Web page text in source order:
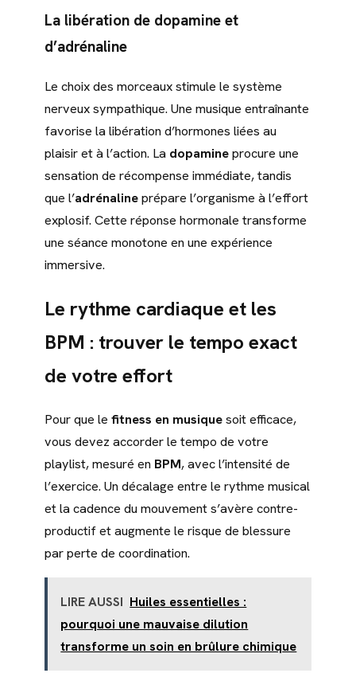
La libération de dopamine et
d’adrénaline
Le choix des morceaux stimule le système
nerveux sympathique. Une musique entraînante
favorise la libération d’hormones liées au
plaisir et à l’action. La dopamineprocure une
sensation de récompense immédiate, tandis
que l’adrénalineprépare l’organisme à l’effort
explosif. Cette réponse hormonale transforme
une séance monotone en une expérience
immersive.
Le rythme cardiaque et les
BPM : trouver le tempo exact
de votre effort
Pour que le fitness en musiquesoit efficace,
vous devez accorder le tempo de votre
playlist, mesuré en BPM, avec l’intensité de
l’exercice. Un décalage entre le rythme musical
et la cadence du mouvement s’avère contre-
productif et augmente le risque de blessure
par perte de coordination.
LIRE AUSSI Huiles essentielles :
pourquoi une mauvaise dilution
transforme un soin en brûlure chimique